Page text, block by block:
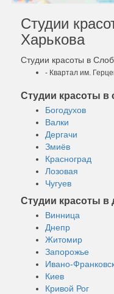
Студии
Харькова
Студии красоты в
- Квартал им.
Студии красоты в
Богодухов
Валки
Дергачи
Змиёв
Красноград
Лозовая
Чугуев
Студии красоты в
Винница
Днепр
Житомир
Запорожье
Ивано-
Киев
Кривой Рог